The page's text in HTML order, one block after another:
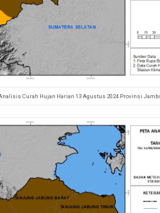
Curah Hujan Harian 13 Agustus 2024 Provinsi Jambi